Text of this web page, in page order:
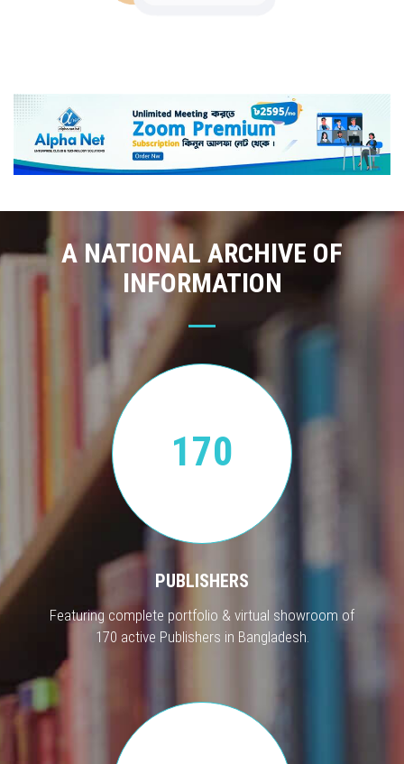
A NATIONAL ARCHIVE OF
INFORMATION
170
PUBLISHERS
Featuring complete portfolio & virtual showroom of
170 active Publishers in Bangladesh.